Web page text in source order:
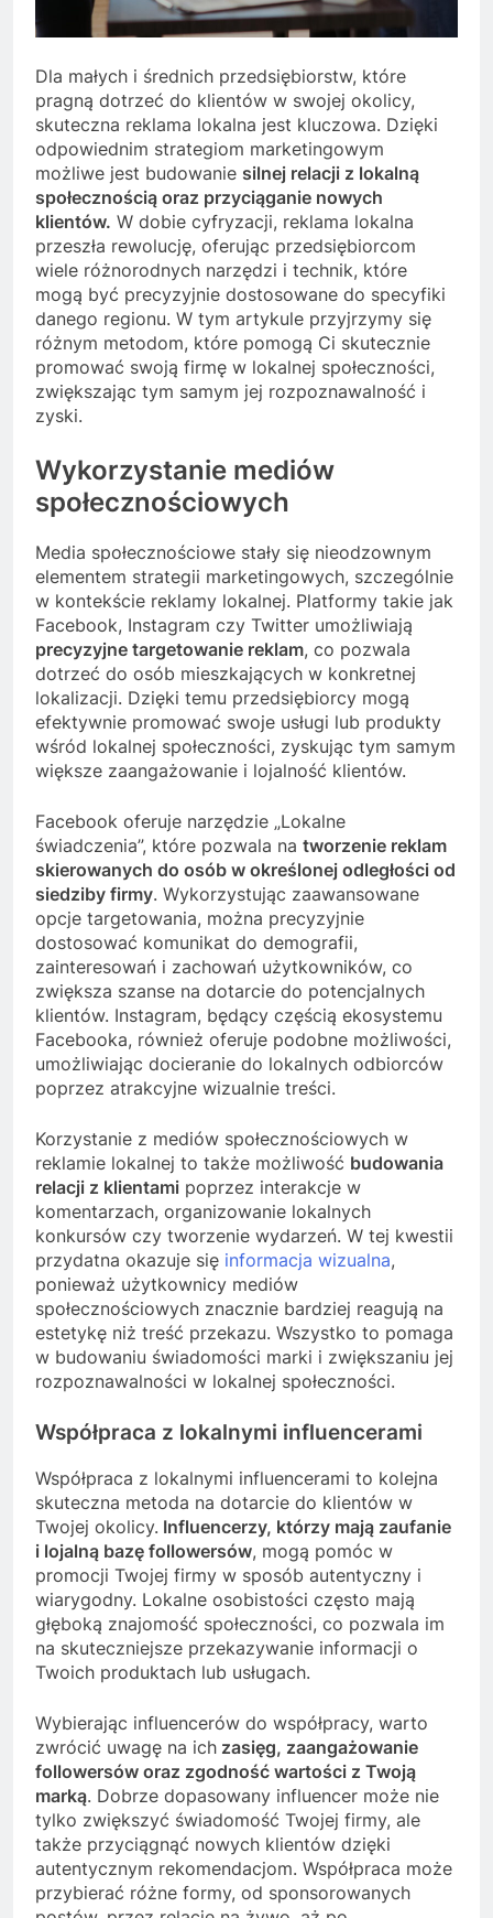
Dla małych i średnich przedsiębiorstw, które
pragną dotrzeć do klientów w swojej okolicy,
skuteczna reklama lokalna jest kluczowa. Dzięki
odpowiednim strategiom marketingowym
możliwe jest budowanie silnej relacji z lokalną
społecznością oraz przyciąganie nowych
klientów. W dobie cyfryzacji, reklama lokalna
przeszła rewolucję, oferując przedsiębiorcom
wiele różnorodnych narzędzi i technik, które
mogą być precyzyjnie dostosowane do specyfiki
danego regionu. W tym artykule przyjrzymy się
różnym metodom, które pomogą Ci skutecznie
promować swoją firmę w lokalnej społeczności,
zwiększając tym samym jej rozpoznawalność i
zyski.
Wykorzystanie mediów
społecznościowych
Media społecznościowe stały się nieodzownym
elementem strategii marketingowych, szczególnie
w kontekście reklamy lokalnej. Platformy takie jak
Facebook, Instagram czy Twitter umożliwiają
precyzyjne targetowanie reklam, co pozwala
dotrzeć do osób mieszkających w konkretnej
lokalizacji. Dzięki temu przedsiębiorcy mogą
efektywnie promować swoje usługi lub produkty
wśród lokalnej społeczności, zyskując tym samym
większe zaangażowanie i lojalność klientów.
Facebook oferuje narzędzie „Lokalne
świadczenia”, które pozwala na tworzenie reklam
skierowanych do osób w określonej odległości od
siedziby firmy. Wykorzystując zaawansowane
opcje targetowania, można precyzyjnie
dostosować komunikat do demografii,
zainteresowań i zachowań użytkowników, co
zwiększa szanse na dotarcie do potencjalnych
klientów. Instagram, będący częścią ekosystemu
Facebooka, również oferuje podobne możliwości,
umożliwiając docieranie do lokalnych odbiorców
poprzez atrakcyjne wizualnie treści.
Korzystanie z mediów społecznościowych w
reklamie lokalnej to także możliwość budowania
relacji z klientami poprzez interakcje w
komentarzach, organizowanie lokalnych
konkursów czy tworzenie wydarzeń. W tej kwestii
przydatna okazuje się informacja wizualna,
ponieważ użytkownicy mediów
społecznościowych znacznie bardziej reagują na
estetykę niż treść przekazu. Wszystko to pomaga
w budowaniu świadomości marki i zwiększaniu jej
rozpoznawalności w lokalnej społeczności.
Współpraca z lokalnymi influencerami
Współpraca z lokalnymi influencerami to kolejna
skuteczna metoda na dotarcie do klientów w
Twojej okolicy. Influencerzy, którzy mają zaufanie
i lojalną bazę followersów, mogą pomóc w
promocji Twojej firmy w sposób autentyczny i
wiarygodny. Lokalne osobistości często mają
głęboką znajomość społeczności, co pozwala im
na skuteczniejsze przekazywanie informacji o
Twoich produktach lub usługach.
Wybierając influencerów do współpracy, warto
zwrócić uwagę na ich zasięg, zaangażowanie
followersów oraz zgodność wartości z Twoją
marką. Dobrze dopasowany influencer może nie
tylko zwiększyć świadomość Twojej firmy, ale
także przyciągnąć nowych klientów dzięki
autentycznym rekomendacjom. Współpraca może
przybierać różne formy, od sponsorowanych